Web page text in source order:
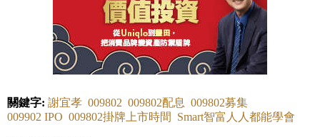
關鍵字: 謝宜孝 009802 009802配息 009802募集
009902 IPO 009802掛牌上市時間 Smart智富人人都能學會